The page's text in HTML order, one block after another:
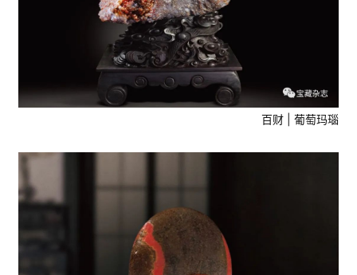
百财 | 葡萄玛瑙